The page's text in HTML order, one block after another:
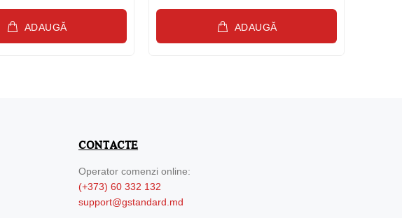
ADAUGĂ ADAUGĂ
CONTACTE
Operator comenzi online:
(+373) 60 332 132
support@gstandard.md